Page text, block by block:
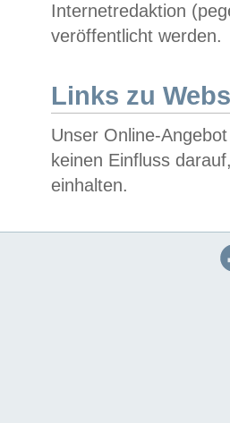
Internetredaktion
veröffentlicht werden.
Links zu
Unser Online-
keinen Einfluss
einhalten.